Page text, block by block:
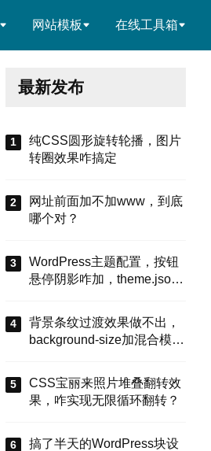
网站模板 在线工具箱
最新发布
纯CSS圆形旋转轮播，图片
转圈效果咋搞定
网址前面加不加www，到底
哪个对？
WordPress主题配置，按钮
悬停阴影咋加，theme.json
背景条纹过渡效果做不出，
background-size加混合模式
CSS宝丽来照片堆叠翻转效
果，咋实现无限循环翻转？
搞了半天的WordPress块设